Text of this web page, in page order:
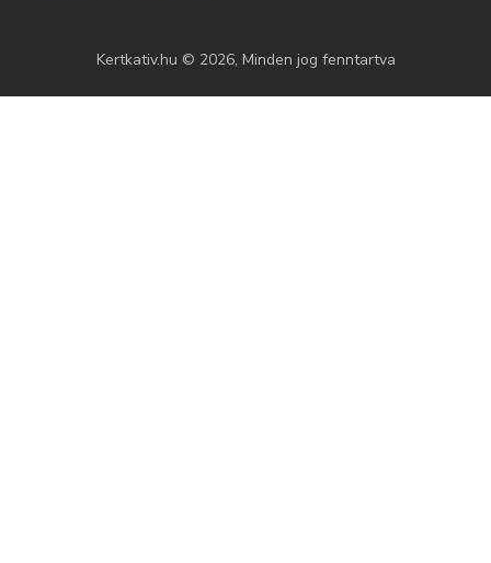
Kertkativ.hu © 2026, Minden jog fenntartva